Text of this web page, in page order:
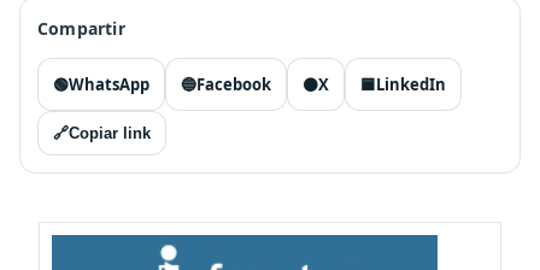
Compartir
🟢WhatsApp 🔵Facebook ⚫X 🟦LinkedIn
🔗Copiar link